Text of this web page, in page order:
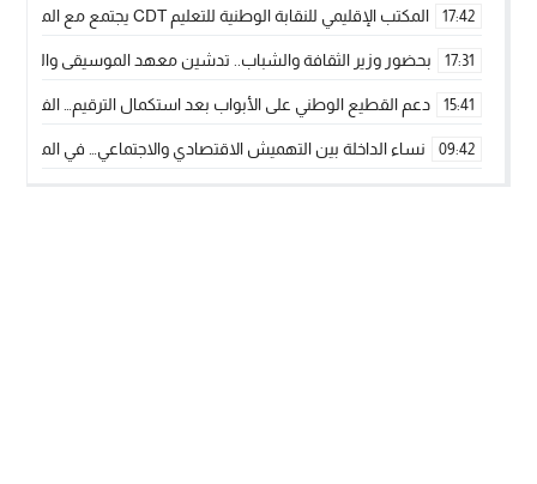
17:42 المكتب الإقليمي للنقابة الوطنية للتعليم CDT يجتمع مع المدير الإقليمي لمناقشة ملفات جوهرية لنساء ورجال التعليم
17:31 بحضور وزير الثقافة والشباب.. تدشين معهد الموسيقى والفنون
15:41 دعم القطيع الوطني على الأبواب بعد استكمال الترقيم…
09:42 نساء الداخلة بين التهميش الاقتصادي والاجتماعي… في المؤسسات